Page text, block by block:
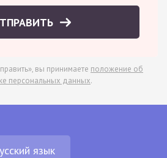
вы принимаете положение об
персональных данных.
язык